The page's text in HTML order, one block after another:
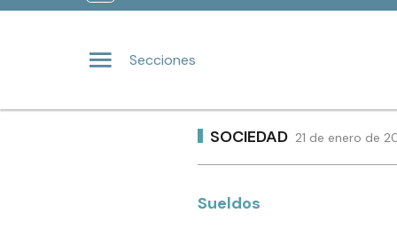
Secciones
SOCIEDAD 21 de enero de
Sueldos